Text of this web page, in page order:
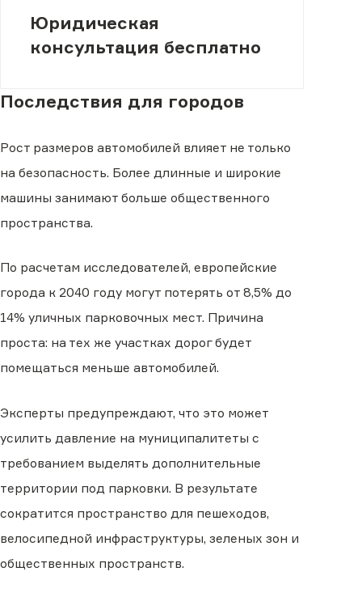
Юридическая
консультация бесплатно
Последствия для городов
Рост размеров автомобилей влияет не только
на безопасность. Более длинные и широкие
машины занимают больше общественного
пространства.
По расчетам исследователей, европейские
города к 2040 году могут потерять от 8,5% до
14% уличных парковочных мест. Причина
проста: на тех же участках дорог будет
помещаться меньше автомобилей.
Эксперты предупреждают, что это может
усилить давление на муниципалитеты с
требованием выделять дополнительные
территории под парковки. В результате
сократится пространство для пешеходов,
велосипедной инфраструктуры, зеленых зон и
общественных пространств.